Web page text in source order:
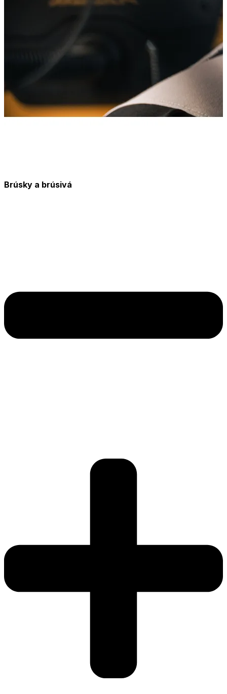
Brúsky a brúsivá